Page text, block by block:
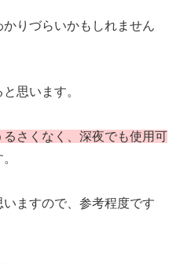
りづらいかもしれません
思います。
るさくなく、深夜でも使用可
いますので、参考程度です